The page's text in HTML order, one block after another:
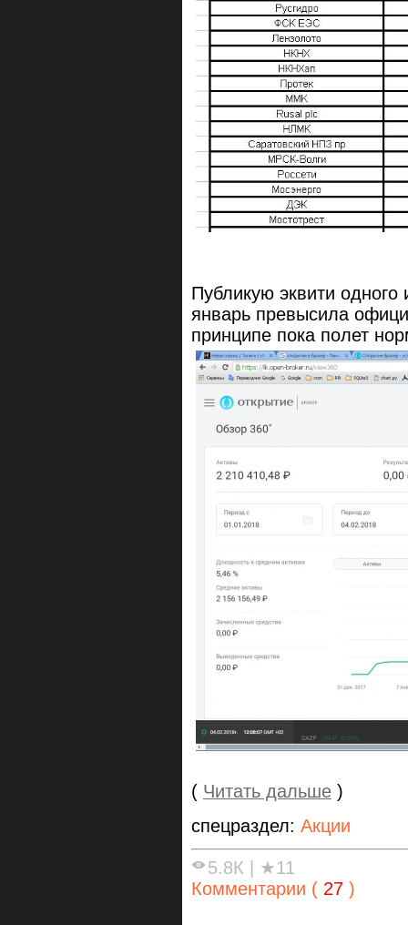
Публикую эквити одного
январь превысила
принципе пока полет
( Читать дальше )
спецраздел: Акции
5.8К | ★11
Комментарии ( 27 )